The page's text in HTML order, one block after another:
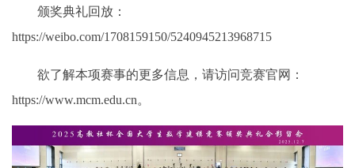
颁奖典礼回放：
https://weibo.com/1708159150/5240945213968715
欲了解本项赛事的更多信息，请访问竞赛官网：
https://www.mcm.edu.cn。